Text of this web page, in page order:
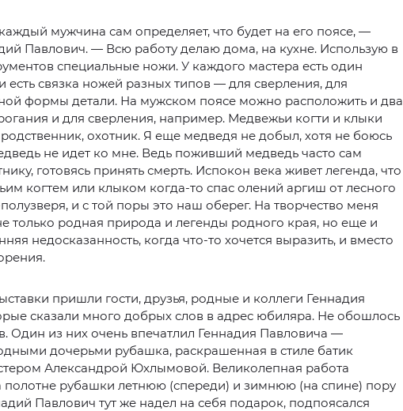
мужчина сам определяет, что будет на его поясе, —
Павлович. — Всю работу делаю дома, на кухне. Использую в
специальные ножи. У каждого мастера есть один
связка ножей разных типов — для сверления, для
формы детали. На мужском поясе можно расположить и два
и для сверления, например. Медвежьи когти и клыки
охотник. Я еще медведя не добыл, хотя не боюсь
не идет ко мне. Ведь поживший медведь часто сам
готовясь принять смерть. Испокон века живет легенда, что
когтем или клыком когда-то спас олений аргиш от лесного
и с той поры это наш оберег. На творчество меня
только родная природа и легенды родного края, но еще и
недосказанность, когда что-то хочется выразить, и вместо
пришли гости, друзья, родные и коллеги Геннадия
сказали много добрых слов в адрес юбиляра. Не обошлось
Один из них очень впечатлил Геннадия Павловича —
дочерьми рубашка, раскрашенная в стиле батик
Александрой Юхлымовой. Великолепная работа
полотне рубашки летнюю (спереди) и зимнюю (на спине) пору
Павлович тут же надел на себя подарок, подпоясался